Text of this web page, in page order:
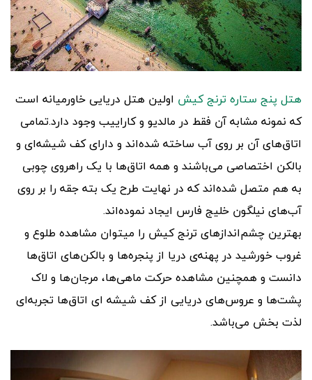
هتل پنج ستاره ترنج کیش اولین هتل دریایی خاورمیانه است
که نمونه مشابه آن فقط در مالدیو و کاراییب وجود دارد.تمامی
اتاق‌های آن بر روی آب ساخته شده‌اند و دارای کف شیشه‌ای و
بالکن اختصاصی می‌باشند و همه اتاق‌ها با یک راهروی چوبی
به هم متصل شده‌اند که در نهایت طرح یک بته جقه را بر روی
آب‌های نیلگون خلیج فارس ایجاد نموده‌اند.
بهترین چشم‌انداز‌های ترنج کیش را میتوان مشاهده طلوع و
غروب خورشید در پهنه‌ی دریا از پنجره‌ها و بالکن‌های اتاق‌ها
دانست و همچنین مشاهده حرکت ماهی‌ها، مرجان‌ها و لاک
پشت‌ها و عروس‌‌های دریایی از کف شیشه ای اتاق‌ها تجربه‌ای
لذت بخش می‌باشد.